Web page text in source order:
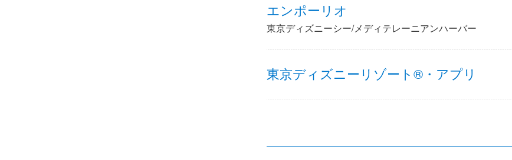
エンポーリオ
東京ディズニーシー/メディテレーニアンハーバー
東京ディズニーリゾート®・アプリ